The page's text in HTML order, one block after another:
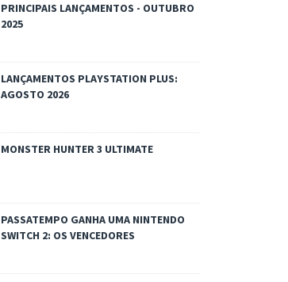
PRINCIPAIS LANÇAMENTOS - OUTUBRO
2025
LANÇAMENTOS PLAYSTATION PLUS:
AGOSTO 2026
MONSTER HUNTER 3 ULTIMATE
PASSATEMPO GANHA UMA NINTENDO
SWITCH 2: OS VENCEDORES